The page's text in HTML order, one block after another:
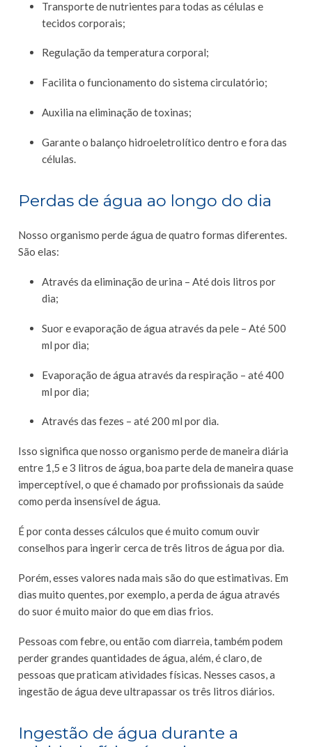
Transporte de nutrientes para todas as células e
tecidos corporais;
Regulação da temperatura corporal;
Facilita o funcionamento do sistema circulatório;
Auxilia na eliminação de toxinas;
Garante o balanço hidroeletrolítico dentro e fora das
células.
Perdas de água ao longo do dia
Nosso organismo perde água de quatro formas diferentes.
São elas:
Através da eliminação de urina – Até dois litros por
dia;
Suor e evaporação de água através da pele – Até 500
ml por dia;
Evaporação de água através da respiração – até 400
ml por dia;
Através das fezes – até 200 ml por dia.
Isso significa que nosso organismo perde de maneira diária
entre 1,5 e 3 litros de água, boa parte dela de maneira quase
imperceptível, o que é chamado por profissionais da saúde
como perda insensível de água.
É por conta desses cálculos que é muito comum ouvir
conselhos para ingerir cerca de três litros de água por dia.
Porém, esses valores nada mais são do que estimativas. Em
dias muito quentes, por exemplo, a perda de água através
do suor é muito maior do que em dias frios.
Pessoas com febre, ou então com diarreia, também podem
perder grandes quantidades de água, além, é claro, de
pessoas que praticam atividades físicas. Nesses casos, a
ingestão de água deve ultrapassar os três litros diários.
Ingestão de água durante a